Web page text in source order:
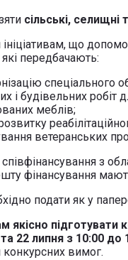
сільські, селищні
що
передбачають:
спеціального
і будівельних
меблів;
ветеранських
з
фінансування
подати як у
підготувати
22 липня з 10:00 до
вимог.